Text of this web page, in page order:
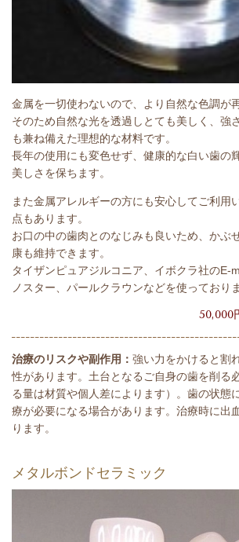
金属を一切使わないので、より自然な色調が
そのため自然な光を透過しとても美しく、強
も兼ね備えた理想的な材料です。
長年の使用にも変色せず、健康的な白い歯の
美しさを保ちます。
また金属アレルギーの方にも安心してご利用
点もあります。
お口の中の歯肉とのなじみも良いため、かぶ
康も維持できます。
タイザンピュアジルコニア、イボクラ社のE-
ノスター、パールクラウンなどを使っておりま
50,000
治療のリスクや副作用： 強い力をかけると割
性があります。土台となるご自身の歯を削る
る量は材質や個人差によります）。歯の状態
療が必要になる場合があります。治療時に出
ります。
メタルボンドセラミック